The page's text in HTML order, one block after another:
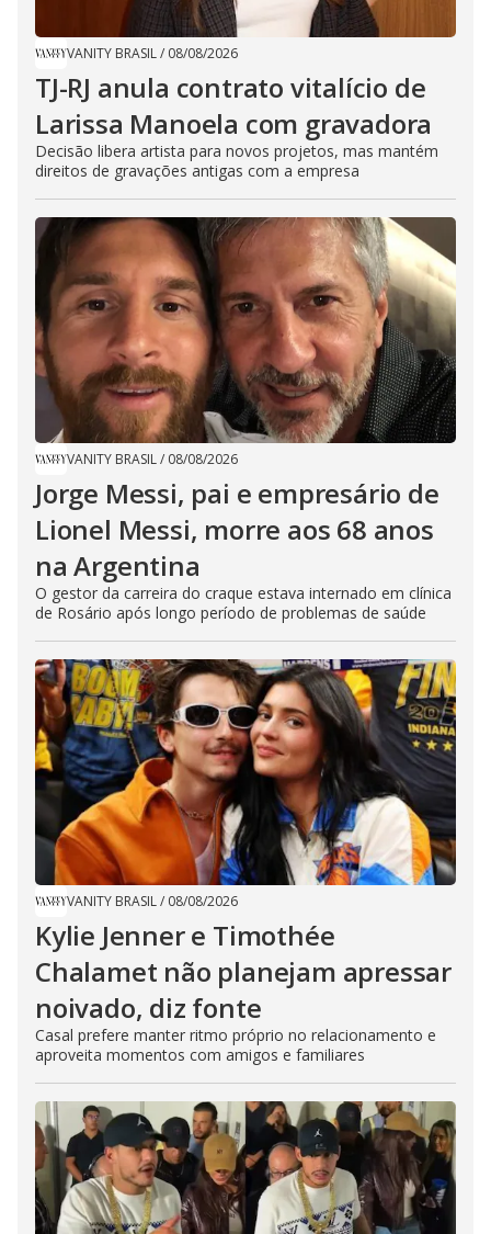
VANITY BRASIL/ 08/08/2026
TJ-RJ anula contrato vitalício de
Larissa Manoela com gravadora
Decisão libera artista para novos projetos, mas mantém
direitos de gravações antigas com a empresa
VANITY BRASIL/ 08/08/2026
Jorge Messi, pai e empresário de
Lionel Messi, morre aos 68 anos
na Argentina
O gestor da carreira do craque estava internado em clínica
de Rosário após longo período de problemas de saúde
VANITY BRASIL/ 08/08/2026
Kylie Jenner e Timothée
Chalamet não planejam apressar
noivado, diz fonte
Casal prefere manter ritmo próprio no relacionamento e
aproveita momentos com amigos e familiares